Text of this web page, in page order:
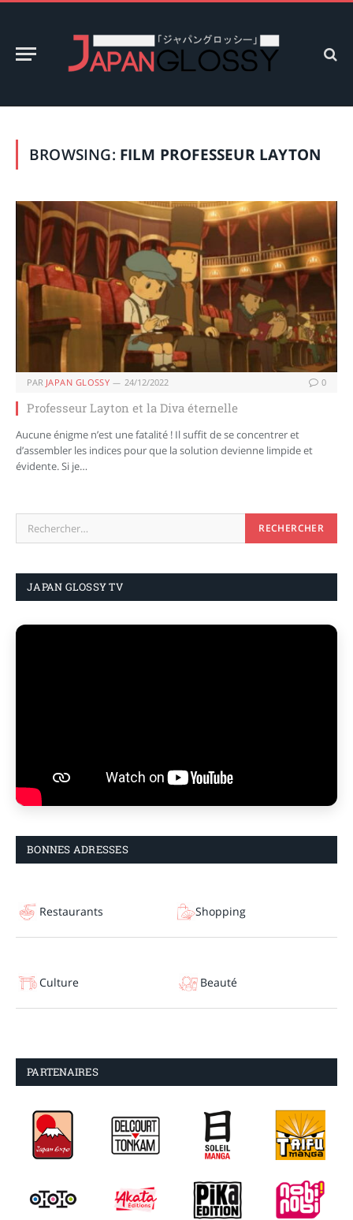
BROWSING: FILM PROFESSEUR LAYTON
PAR JAPAN GLOSSY 24/12/2022 0
Professeur Layton et la Diva éternelle
Aucune énigme n’est une fatalité ! Il suffit de se concentrer et
d’assembler les indices pour que la solution devienne limpide et
évidente. Si je…
JAPAN GLOSSY TV
BONNES ADRESSES
Restaurants Shopping
Culture Beauté
PARTENAIRES